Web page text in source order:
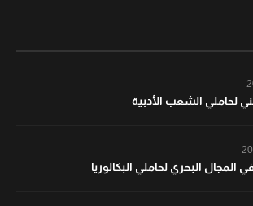
لحاملي الشعب الأدبية
البحري لحاملي البكالوريا